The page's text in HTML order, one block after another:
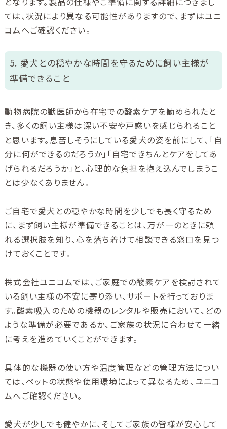
ては、状況により異なる可能性がありますので、まずはユニ
コムへご確認ください。
5. 愛犬との穏やかな時間を守るために飼い主様が
準備できること
動物病院の獣医師から在宅での酸素ケアを勧められたと
き、多くの飼い主様は深い不安や戸惑いを感じられること
と思います。息苦しそうにしている愛犬の姿を前にして、「自
分に何ができるのだろうか」「自宅できちんとケアをしてあ
げられるだろうか」と、心理的な負担を抱え込んでしまうこ
とは少なくありません。
ご自宅で愛犬との穏やかな時間を少しでも長く守るため
に、まず飼い主様が準備できることは、万が一のときに頼
れる選択肢を知り、心を落ち着けて相談できる窓口を見つ
けておくことです。
株式会社ユニコムでは、ご家庭での酸素ケアを検討されて
いる飼い主様の不安に寄り添い、サポートを行っておりま
す。酸素吸入のための機器のレンタルや販売において、どの
ような準備が必要であるか、ご家族の状況に合わせて一緒
に考えを進めていくことができます。
具体的な機器の使い方や温度管理などの管理方法につい
ては、ペットの状態や使用環境によって異なるため、ユニコ
ムへご確認ください。
愛犬が少しでも健やかに、そしてご家族の皆様が安心して